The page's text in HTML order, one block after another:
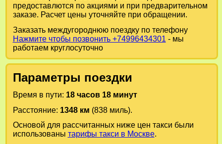
предоставлются по акциями и при предварительном
заказе. Расчет цены уточняйте при обращении.
Заказать междугороднюю поездку по телефону
Нажмите чтобы позвонить +74996434301 - мы
работаем круглосуточно
Параметры поездки
Время в пути: 18 часов 18 минут
Расстояние: 1348 км (838 миль).
Основой для рассчитанных ниже цен такси были
использованы тарифы такси в Москве.